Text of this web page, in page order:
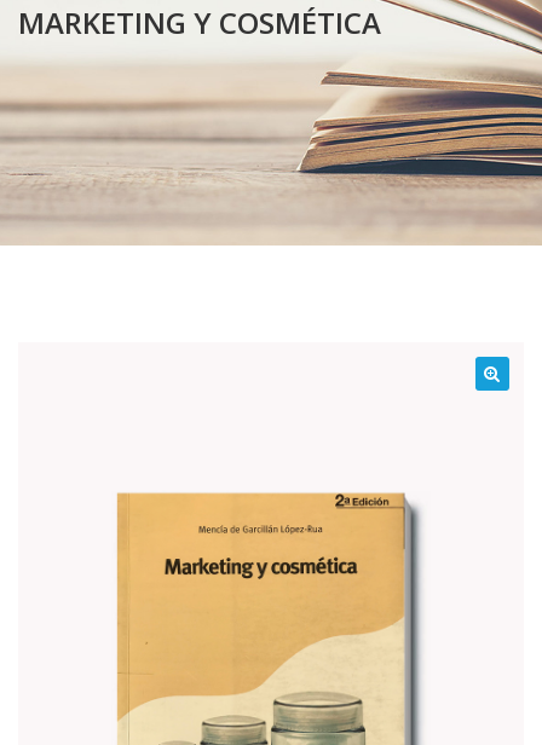
MARKETING Y COSMÉTICA
¡Oferta!